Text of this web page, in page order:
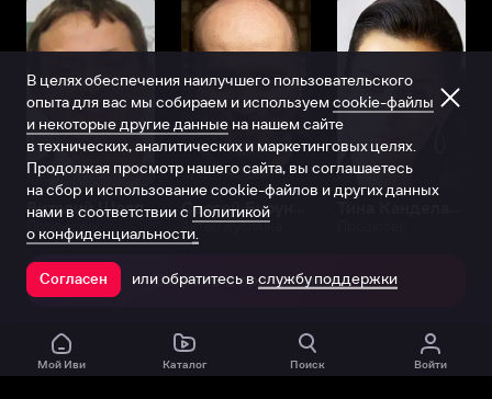
Виталий Шляппо
Продюсер Актёр дубляжа
Открыть в приложении
Мой Иви Каталог Поиск Войти
В целях обеспечения наилучшего пользовательского
опыта для вас мы собираем и используем cookie-файлы
и некоторые другие данные на нашем сайте
в технических, аналитических и маркетинговых целях.
Продолжая просмотр нашего сайта, вы соглашаетесь
на сбор и использование cookie-файлов и других данных
нами в соответствии с Политикой
о конфиденциальности.
Согласен или обратитесь в службу поддержки